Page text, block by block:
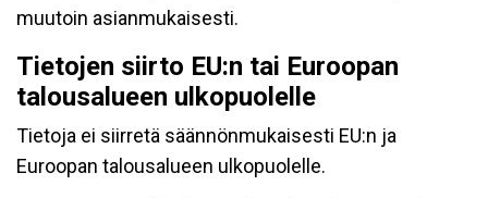
muutoin asianmukaisesti.
Tietojen siirto EU:n tai Euroopan
talousalueen ulkopuolelle
Tietoja ei siirretä säännönmukaisesti EU:n ja
Euroopan talousalueen ulkopuolelle.